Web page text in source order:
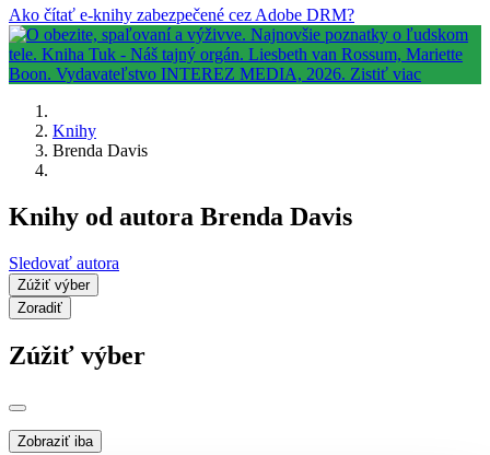
Ako čítať e-knihy zabezpečené cez Adobe DRM?
Knihy
Brenda Davis
Knihy od autora Brenda Davis
Sledovať autora
Zúžiť výber
Zoradiť
Zúžiť výber
Zobraziť iba